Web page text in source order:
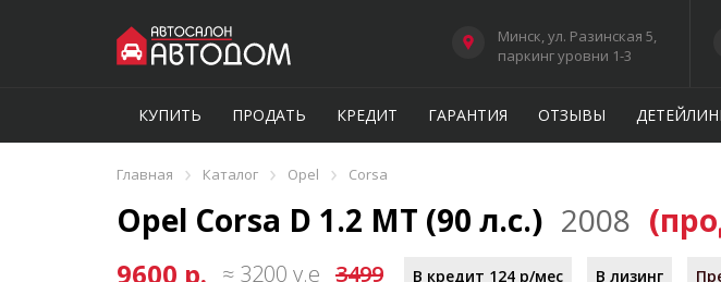
Минск, ул. Разинская 5,
паркинг уровни 1-3
КУПИТЬ ПРОДАТЬ КРЕДИТ ГАРАНТИЯ ОТЗЫВЫ
Главная › Каталог › Opel › Corsa
Opel Corsa D 1.2 MT (90 л.с.) 2008
9600 р. ≈ 3200 у.е 3499 В кредит 124 р/мес В лизинг